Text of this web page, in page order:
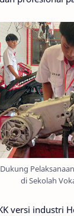
di Sekolah
versi industri